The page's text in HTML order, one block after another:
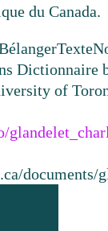
du Canada.
Texte
Dictionnaire
of
documents/